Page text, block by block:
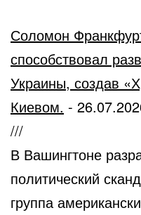
Соломон
способствовал
Украины, создав
Киевом. -
///
В Вашингтоне
политический
группа